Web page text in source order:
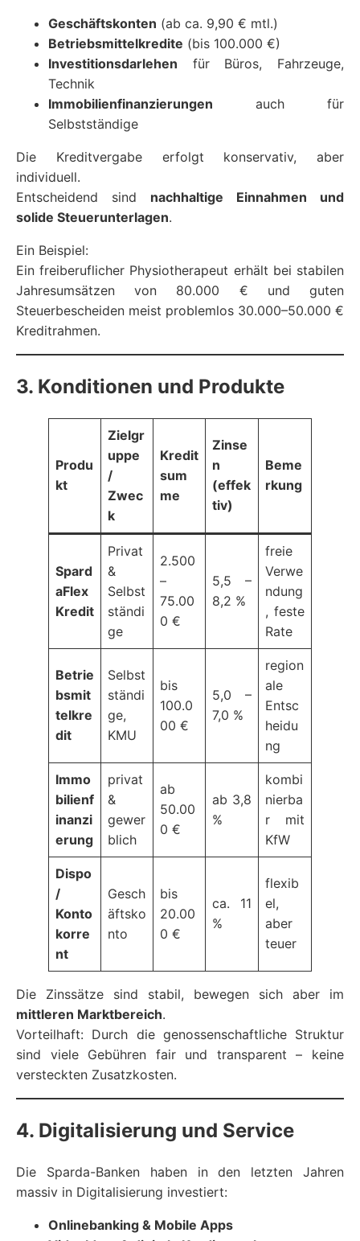
Geschäftskonten (ab ca. 9,90 € mtl.)
Betriebsmittelkredite (bis 100.000 €)
Investitionsdarlehen für Büros, Fahrzeuge,
Technik
Immobilienfinanzierungen auch für
Selbstständige
Die Kreditvergabe erfolgt konservativ, aber
individuell.
Entscheidend sind nachhaltige Einnahmen und
solide Steuerunterlagen.
Ein Beispiel:
Ein freiberuflicher Physiotherapeut erhält bei stabilen
Jahresumsätzen von 80.000 € und guten
Steuerbescheiden meist problemlos 30.000–50.000 €
Kreditrahmen.
3. Konditionen und Produkte
Produ
kt
Zielgr
uppe
/
Zwec
k
Kredit
sum
me
Zinse
n
(effek
tiv)
Beme
rkung
Spard
aFlex
Kredit
Privat
&
Selbst
ständi
ge
2.500
–
75.00
0 €
5,5 –
8,2 %
freie
Verwe
ndung
, feste
Rate
Betrie
bsmit
telkre
dit
Selbst
ständi
ge,
KMU
bis
100.0
00 €
5,0 –
7,0 %
region
ale
Entsc
heidu
ng
Immo
bilienf
inanzi
erung
privat
&
gewer
blich
ab
50.00
0 €
ab 3,8
%
kombi
nierba
r mit
KfW
Dispo
/
Konto
korre
nt
Gesch
äftsko
nto
bis
20.00
0 €
ca. 11
%
flexib
el,
aber
teuer
Die Zinssätze sind stabil, bewegen sich aber im
mittleren Marktbereich.
Vorteilhaft: Durch die genossenschaftliche Struktur
sind viele Gebühren fair und transparent – keine
versteckten Zusatzkosten.
4. Digitalisierung und Service
Die Sparda-Banken haben in den letzten Jahren
massiv in Digitalisierung investiert:
Onlinebanking & Mobile Apps